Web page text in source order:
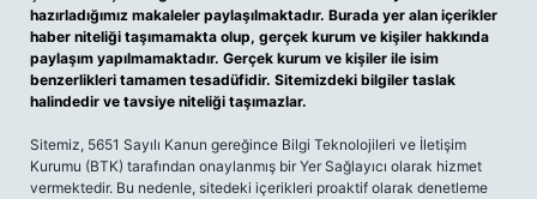
hazırladığımız makaleler paylaşılmaktadır. Burada yer alan içerikler
haber niteliği taşımamakta olup, gerçek kurum ve kişiler hakkında
paylaşım yapılmamaktadır. Gerçek kurum ve kişiler ile isim
benzerlikleri tamamen tesadüfidir. Sitemizdeki bilgiler taslak
halindedir ve tavsiye niteliği taşımazlar.
Sitemiz, 5651 Sayılı Kanun gereğince Bilgi Teknolojileri ve İletişim
Kurumu (BTK) tarafından onaylanmış bir Yer Sağlayıcı olarak hizmet
vermektedir. Bu nedenle, sitedeki içerikleri proaktif olarak denetleme